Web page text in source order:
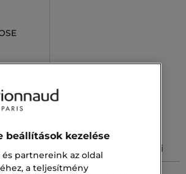
Restorative
Clarins Olaj
beállítások kezelése
partnereink az oldal
a teljesítmény